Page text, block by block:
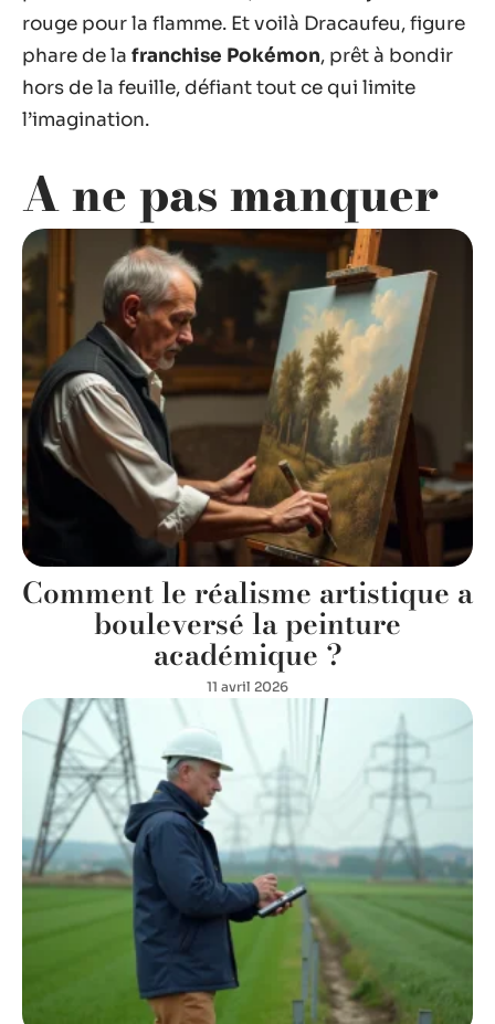
rouge pour la flamme. Et voilà Dracaufeu, figure
phare de la franchise Pokémon, prêt à bondir
hors de la feuille, défiant tout ce qui limite
l’imagination.
A ne pas manquer
Comment le réalisme artistique a
bouleversé la peinture
académique ?
11 avril 2026